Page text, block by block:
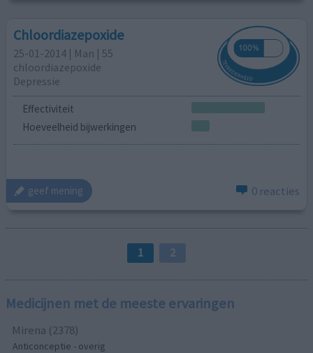
Chloordiazepoxide
25-01-2014 | Man | 55
chloordiazepoxide
Depressie
Effectiviteit
Hoeveelheid bijwerkingen
geef mening 0 reacties
1 2
Medicijnen met de meeste ervaringen
Mirena (2378)
Anticonceptie - overig